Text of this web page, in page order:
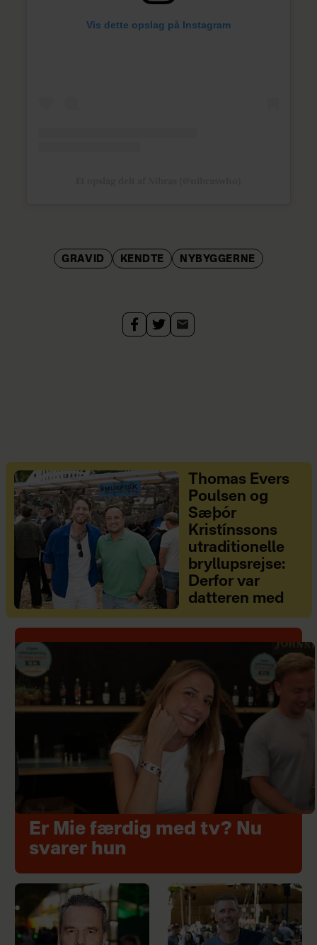
Vis dette opslag på Instagram
GRAVID KENDTE NYBYGGERNE
Thomas Evers
Poulsen og
Sæþór
Kristínssons
utraditionelle
bryllupsrejse:
Derfor var
datteren med
Er Mie færdig med tv? Nu
svarer hun